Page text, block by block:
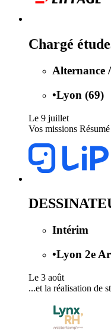
Chargé
Alternance
•Lyon (69)
Le 9 juillet
Vos missions
Intérim
•Lyon 2e
Le 3 août
...et la réalisation de